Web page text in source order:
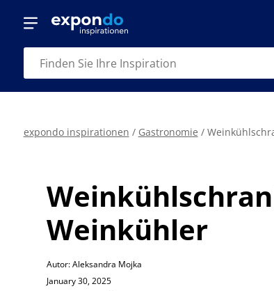
expondo inspirationen / Gastronomie /
Weinkühler
Autor: Aleksandra Mojka
January 30, 2025